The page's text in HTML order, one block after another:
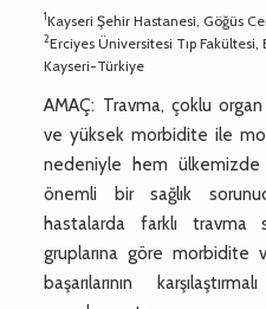
1Kayseri Şehir Hastanesi, Göğüs
2Erciyes Üniversitesi Tıp Fakültesi,
Kayseri-Türkiye
AMAÇ: Travma, çoklu
ve yüksek morbidite ile
nedeniyle hem
önemli bir sağlık
hastalarda farklı travma
gruplarına göre morbidite
başarılarının